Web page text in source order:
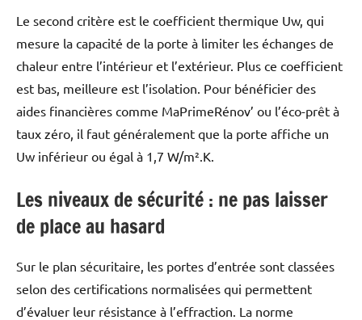
Le second critère est le coefficient thermique Uw, qui
mesure la capacité de la porte à limiter les échanges de
chaleur entre l’intérieur et l’extérieur. Plus ce coefficient
est bas, meilleure est l’isolation. Pour bénéficier des
aides financières comme MaPrimeRénov’ ou l’éco-prêt à
taux zéro, il faut généralement que la porte affiche un
Uw inférieur ou égal à 1,7 W/m².K.
Les niveaux de sécurité : ne pas laisser
de place au hasard
Sur le plan sécuritaire, les portes d’entrée sont classées
selon des certifications normalisées qui permettent
d’évaluer leur résistance à l’effraction. La norme